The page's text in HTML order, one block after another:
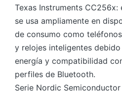
Texas Instruments
se usa ampliamente en
de consumo como
y relojes inteligentes
energía y compatibilidad
perfiles de Bluetooth.
Serie Nordic